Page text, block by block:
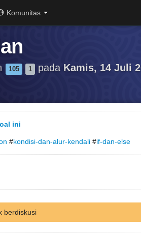
Komunitas
105 1 pada Kamis, 14 Juli
ini
#kondisi-dan-alur-kendali #if-dan-else
berdiskusi